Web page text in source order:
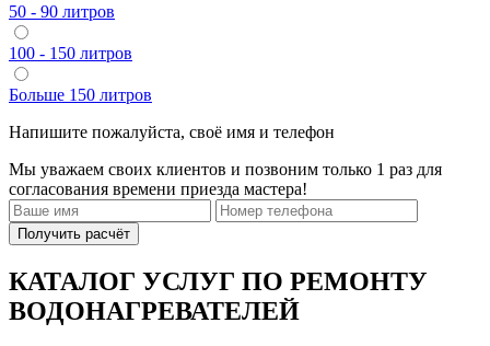
50 - 90 литров
100 - 150 литров
Больше 150 литров
Напишите пожалуйста, своё имя и телефон
Мы уважаем своих клиентов и позвоним только 1 раз для
согласования времени приезда мастера!
Получить расчёт
КАТАЛОГ УСЛУГ ПО РЕМОНТУ
ВОДОНАГРЕВАТЕЛЕЙ